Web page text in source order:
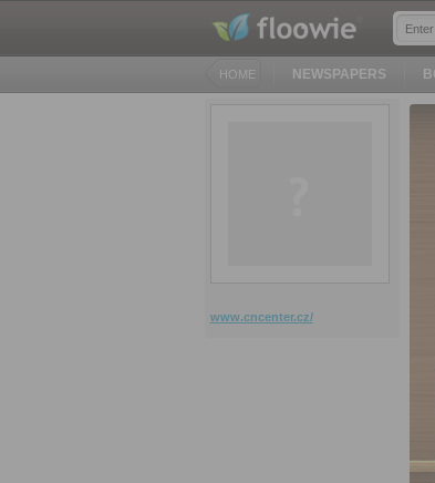
HOME NEWSPAPERS
www.cncenter.cz/